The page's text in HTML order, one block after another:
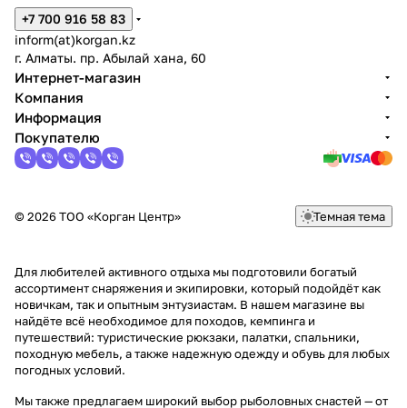
+7 700 916 58 83
inform(at)korgan.kz
г. Алматы. пр. Абылай хана, 60
Интернет-магазин
Компания
Информация
Покупателю
© 2026 ТОО «Корган Центр» Темная тема
Для любителей активного отдыха мы подготовили богатый
ассортимент снаряжения и экипировки, который подойдёт как
новичкам, так и опытным энтузиастам. В нашем магазине вы
найдёте всё необходимое для походов, кемпинга и
путешествий: туристические рюкзаки, палатки, спальники,
походную мебель, а также надежную одежду и обувь для любых
погодных условий.
Мы также предлагаем широкий выбор рыболовных снастей — от